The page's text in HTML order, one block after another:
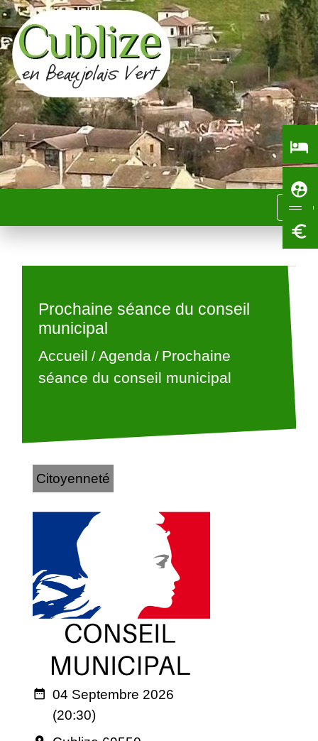
menu
Prochaine séance du conseil
municipal
Accueil /Agenda/ Prochaine
séance du conseil municipal
Citoyenneté
date_range 04 Septembre 2026
(20:30)
local_hotel
supervised_user_circle
euro_symbol